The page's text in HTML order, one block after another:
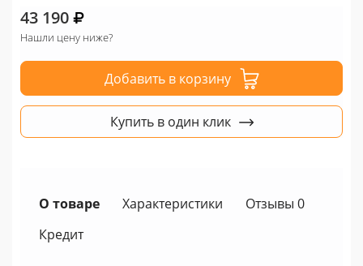
43 190
Нашли цену ниже?
Добавить в корзину
Купить в один клик
О товаре Характеристики
Отзывы 0
Кредит